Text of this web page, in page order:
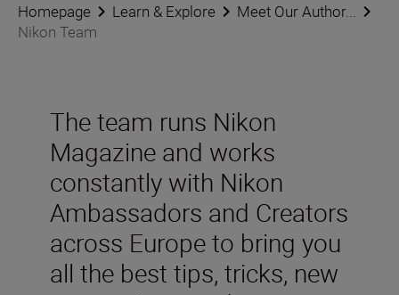
Homepage Learn & Explore
Meet Our Author...
Nikon Team
The team runs Nikon
Magazine and works
constantly with Nikon
Ambassadors and Creators
across Europe to bring you
all the best tips, tricks, new